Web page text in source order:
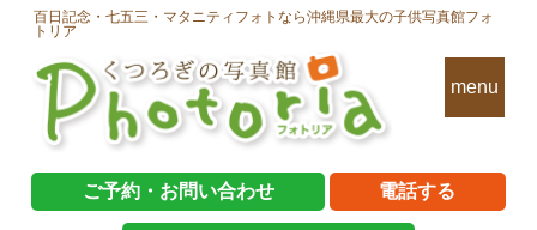
百日記念・七五三・マタニティフォトなら沖縄県最大の子供写真館フォ
トリア
menu
ご予約・お問い合わせ 電話する